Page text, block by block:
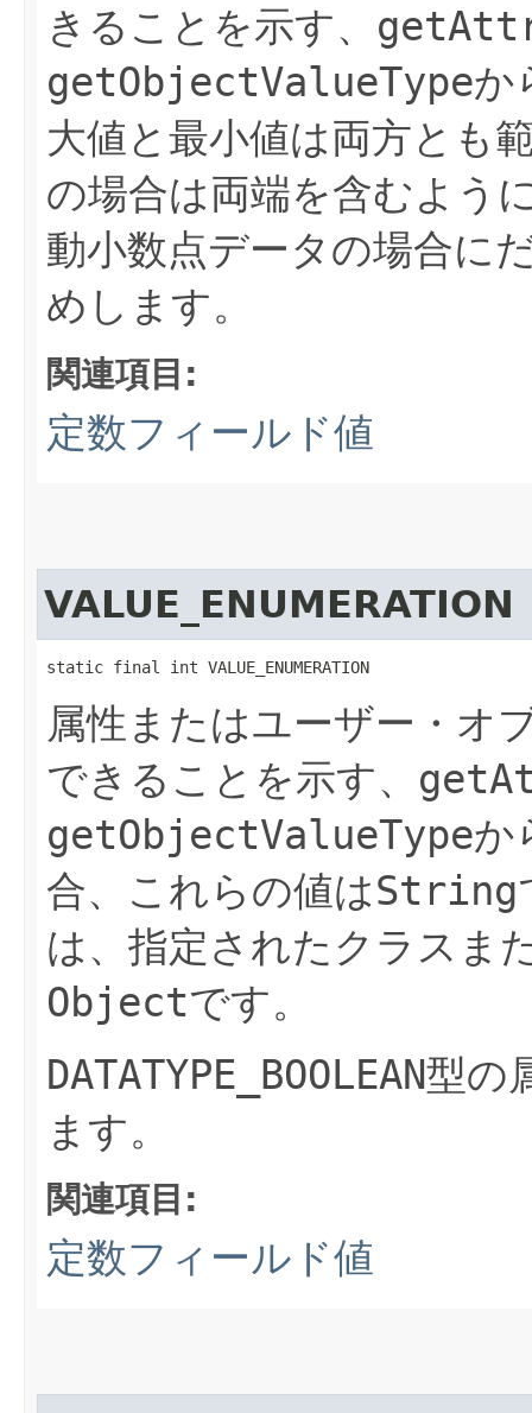
きることを示す、
getObjectValueTypeか
大値と最小値は両方とも
の場合は両端を含むよう
動小数点データの場合に
めします。
関連項目:
定数フィールド値
VALUE_ENUMERATION
static final int VALUE_ENUMERATION
属性またはユーザー・オ
できることを示す、
getObjectValueTypeか
合、これらの値はString
は、指定されたクラスま
Objectです。
DATATYPE_BOOLEAN型の
ます。
関連項目:
定数フィールド値